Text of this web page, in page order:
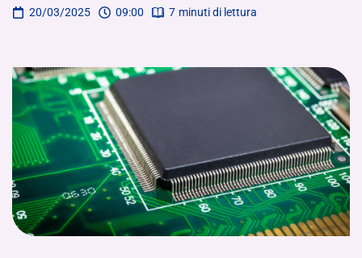
20/03/2025 09:00 7 minuti di lettura